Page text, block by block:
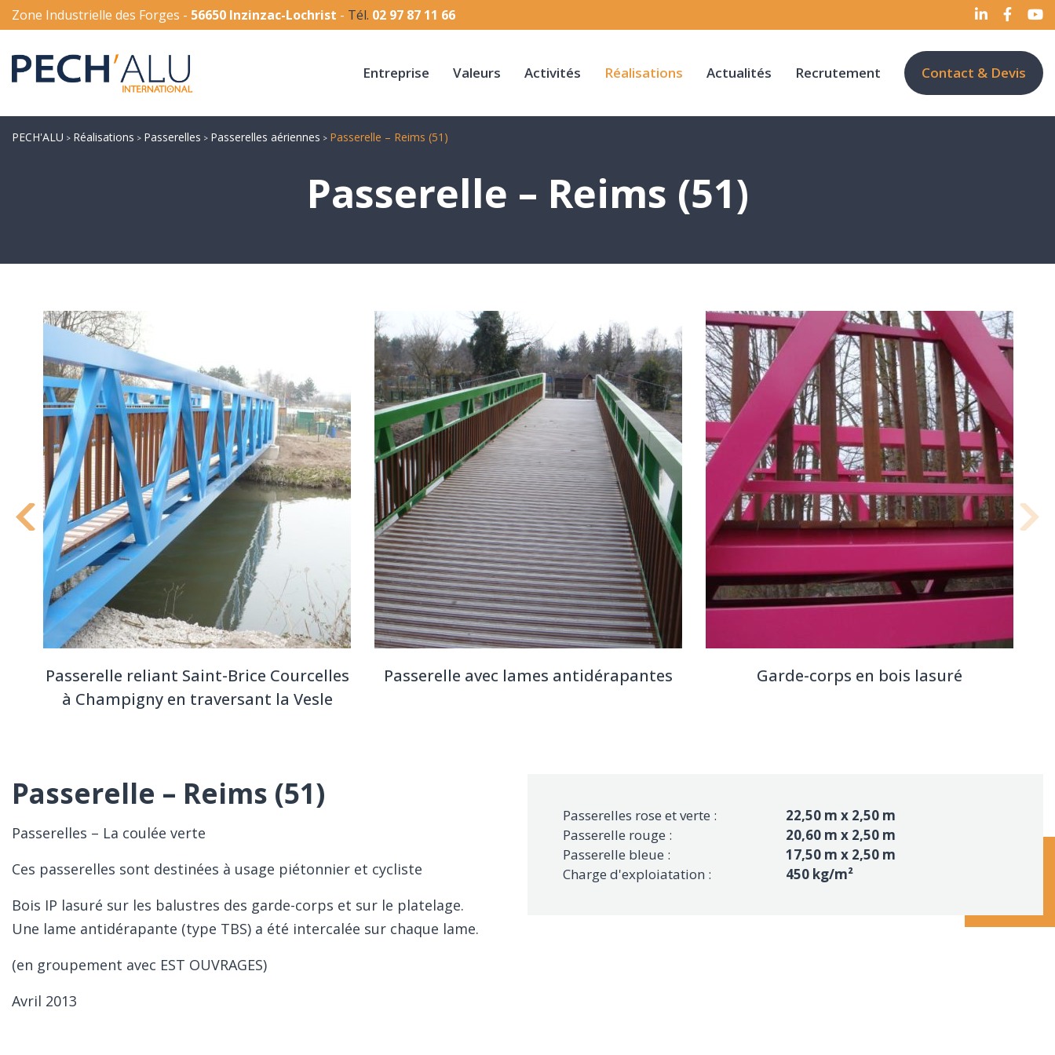
Zone Industrielle des Forges - 56650 Inzinzac-Lochrist - Tél. 02 97 87 11 66
Entreprise Valeurs Activités Réalisations Actualités Recrutement Contact & Devis
PECH'ALU > Réalisations > Passerelles > Passerelles aériennes > Passerelle – Reims (51)
Passerelle – Reims (51)
Passerelle reliant Saint-Brice Courcelles
à Champigny en traversant la Vesle
Passerelle avec lames antidérapantes Garde-corps en bois lasuré
Passerelle – Reims (51)
Passerelles – La coulée verte
Ces passerelles sont destinées à usage piétonnier et cycliste
Bois IP lasuré sur les balustres des garde-corps et sur le platelage.
Une lame antidérapante (type TBS) a été intercalée sur chaque lame.
(en groupement avec EST OUVRAGES)
Avril 2013
Passerelles rose et verte :
22,50 m x 2,50 m
Passerelle rouge :
20,60 m x 2,50 m
Passerelle bleue :
17,50 m x 2,50 m
Charge d'exploiatation :
450 kg/m²